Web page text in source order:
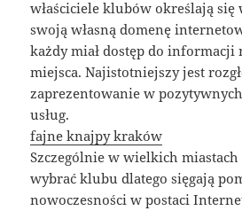
właściciele klubów określają się
swoją własną domenę
każdy miał dostęp do informacji
miejsca. Najistotniejszy jest
zaprezentowanie w
usług.
fajne knajpy kraków
Szczególnie w wielkich
wybrać klubu dlatego sięgają
nowoczesności w postaci